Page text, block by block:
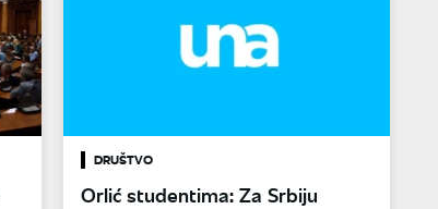
DRUŠTVO
Orlić studentima: Za Srbiju